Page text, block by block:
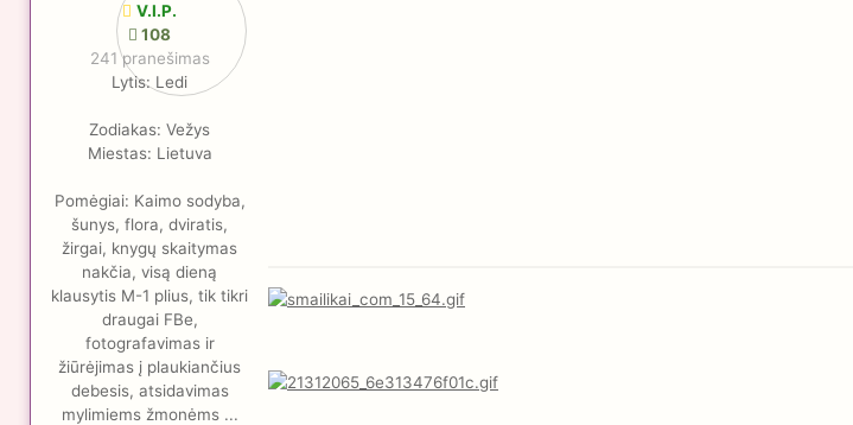
V.I.P.
108
241 pranešimas
Lytis: Ledi
Zodiakas: Vežys
Miestas: Lietuva
Pomėgiai: Kaimo sodyba,
šunys, flora, dviratis,
žirgai, knygų skaitymas
nakčia, visą dieną
klausytis M-1 plius, tik tikri
draugai FBe,
fotografavimas ir
žiūrėjimas į plaukiančius
debesis, atsidavimas
mylimiems žmonėms ...